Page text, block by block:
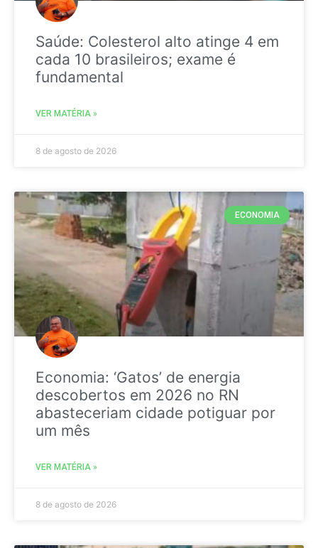
Saúde: Colesterol alto atinge 4 em
cada 10 brasileiros; exame é
fundamental
VER MATÉRIA »
8 de agosto de 2026
ECONOMIA
Economia: ‘Gatos’ de energia
descobertos em 2026 no RN
abasteceriam cidade potiguar por
um mês
VER MATÉRIA »
8 de agosto de 2026